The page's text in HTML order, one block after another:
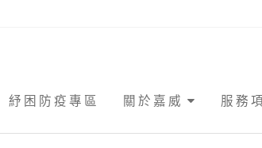
紓困防疫專區 關於嘉威 服務